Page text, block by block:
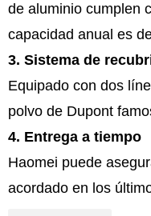
de aluminio cumplen
capacidad anual es
3. Sistema de
Equipado con dos
polvo de Dupont
4. Entrega a tiempo
Haomei puede
acordado en los